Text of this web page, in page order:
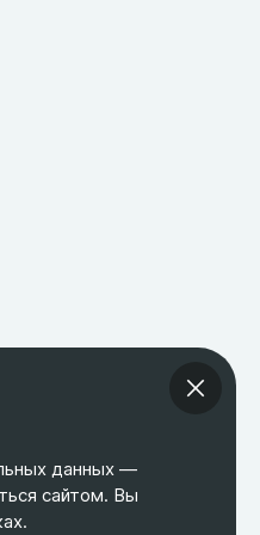
АДРЕС
Москва, Гаражная 8
данных —
сайтом. Вы